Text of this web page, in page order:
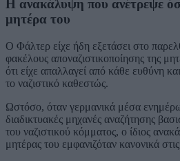
Η ανακάλυψη που ανέτρεψε
μητέρα του
Ο Φάλτερ είχε ήδη εξετάσει στο
φακέλους αποναζιστικοποίησης της
ότι είχε απαλλαγεί από κάθε ευθύνη
το ναζιστικό καθεστώς.
Ωστόσο, όταν γερμανικά μέσα
διαδικτυακές μηχανές αναζήτησης
του ναζιστικού κόμματος, ο ίδιος
μητέρας του εμφανιζόταν κανονικά